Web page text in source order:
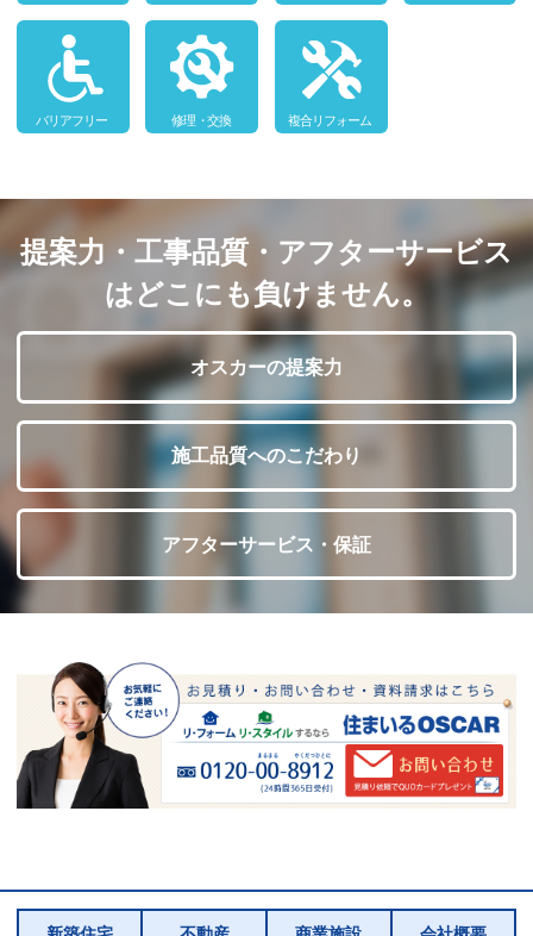
提案力・工事品質・アフターサービス
はどこにも負けません。
オスカーの提案力
施工品質へのこだわり
アフターサービス・保証